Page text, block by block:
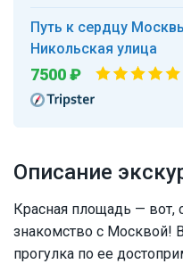
Описание
Красная площадь — вот,
знакомство с Москвой!
прогулка по ее
Путь к сердцу
Никольская улица
7500 ₽